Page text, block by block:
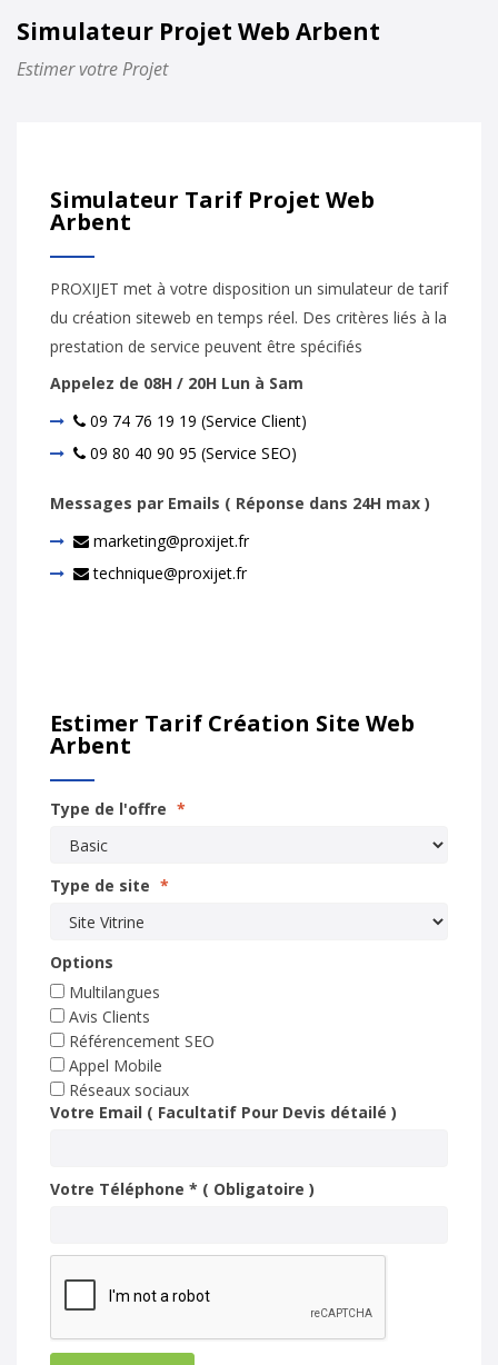
Simulateur Projet Web Arbent
Estimer votre Projet
Simulateur Tarif Projet Web
Arbent
PROXIJET met à votre disposition un simulateur de tarif
du création siteweb en temps réel. Des critères liés à la
prestation de service peuvent être spécifiés
Appelez de 08H / 20H Lun à Sam
09 74 76 19 19 (Service Client)
09 80 40 90 95 (Service SEO)
Messages par Emails ( Réponse dans 24H max )
marketing@proxijet.fr
technique@proxijet.fr
Estimer Tarif Création Site Web
Arbent
Type de l'offre *
Type de site *
Options
Multilangues
Avis Clients
Référencement SEO
Appel Mobile
Réseaux sociaux
Votre Email ( Facultatif Pour Devis détailé )
Votre Téléphone * ( Obligatoire )